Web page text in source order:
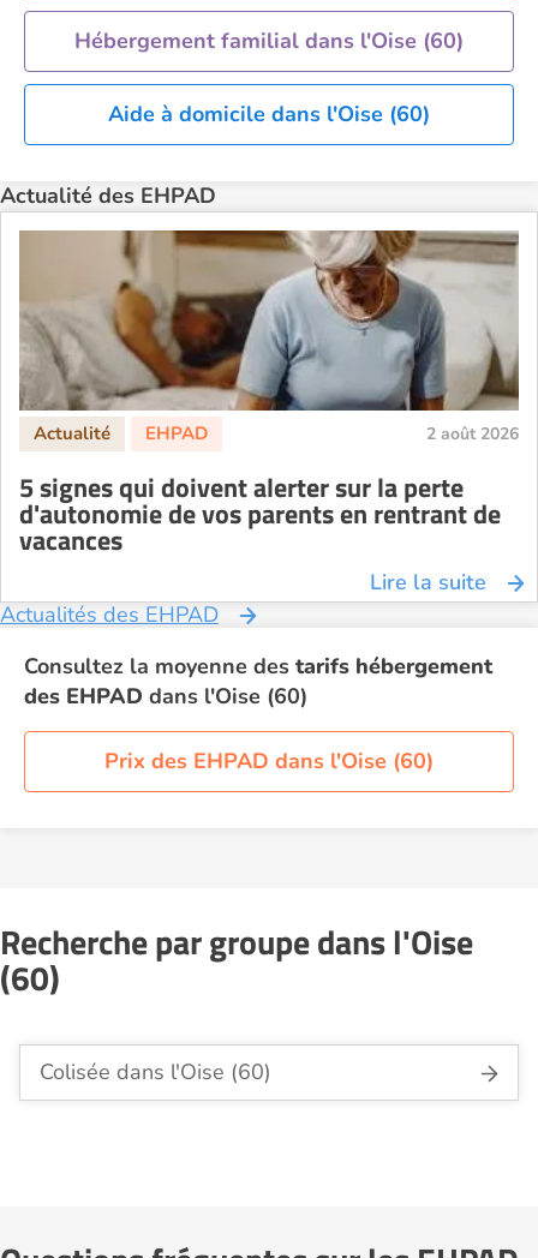
EHPAD Saint-Etienne
EHPAD Toulouse
EHPAD Tours
EHPAD Troyes
Hébergement familial dans l'Oise (60)
Aide à domicile dans l'Oise (60)
Actualité des EHPAD
2 août 2026
5 signes qui doivent alerter sur la perte
d'autonomie de vos parents en rentrant de
vacances
Lire la suite
Actualités des EHPAD
Consultez la moyenne des tarifs hébergement
des EHPAD dans l'Oise (60)
Prix des EHPAD dans l'Oise (60)
Recherche par groupe dans l'Oise
(60)
Colisée dans l'Oise (60)